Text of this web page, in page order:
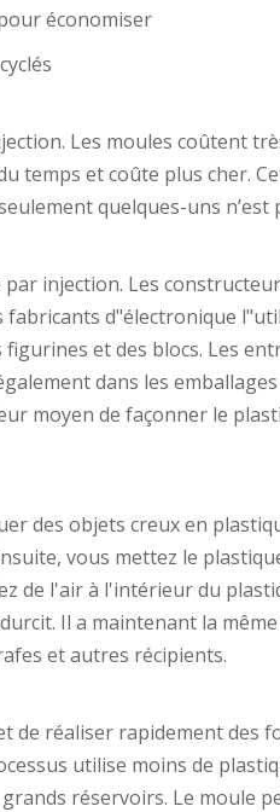
économiser
Les moules coûtent
temps et coûte plus cher.
quelques-uns n’est
injection. Les
fabricants d"électronique
et des blocs. Les
dans les
moyen de façonner le
des objets creux en
vous mettez le
de l'air à l'intérieur du
Il a maintenant la
et autres récipients.
de réaliser rapidement des
utilise moins de
réservoirs. Le moule